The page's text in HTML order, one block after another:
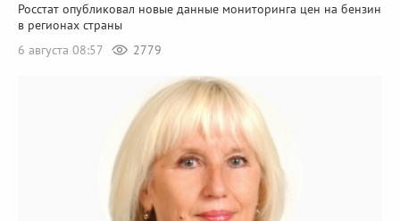
Росстат опубликовал новые данные мониторинга цен на бензин
в регионах страны
6 августа 08:57
2779